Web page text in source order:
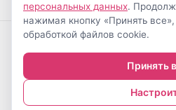
Создание
интернет-
магазинов
©
2017-2026
персональных данных.
нажимая кнопку «Принять
обработкой файлов cookie.
Принять